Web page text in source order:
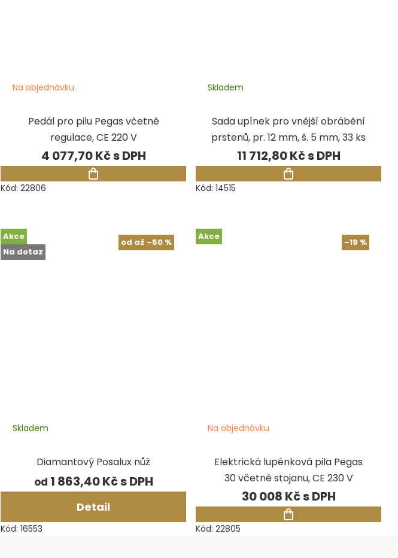
Pedál pro pilu Pegas včetně
regulace, CE 220 V
Na objednávku
4 077,70 Kč
Kód: 22806
Sada upínek pro vnější obrábění
prstenů, pr. 12 mm, š. 5 mm, 33 ks
Skladem
11 712,80 Kč
Kód: 14515
Akce
Na dotaz
od až –50 %
Diamantový Posalux nůž
Skladem
od 1 863,40 Kč
Detail
Kód: 16553
Akce
–19 %
Elektrická lupénková pila Pegas
30 včetně stojanu, CE 230 V
Na objednávku
30 008 Kč
Kód: 22805